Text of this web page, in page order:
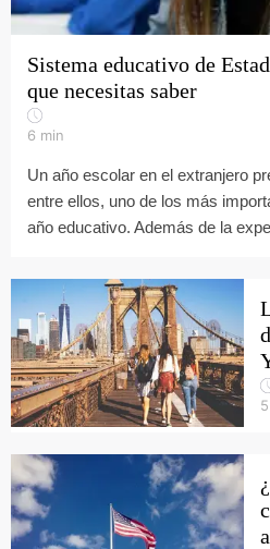
Sistema educativo de
que necesitas saber
6 min
Un año escolar en el extranjero
entre ellos, uno de los más
año educativo. Además de la
5